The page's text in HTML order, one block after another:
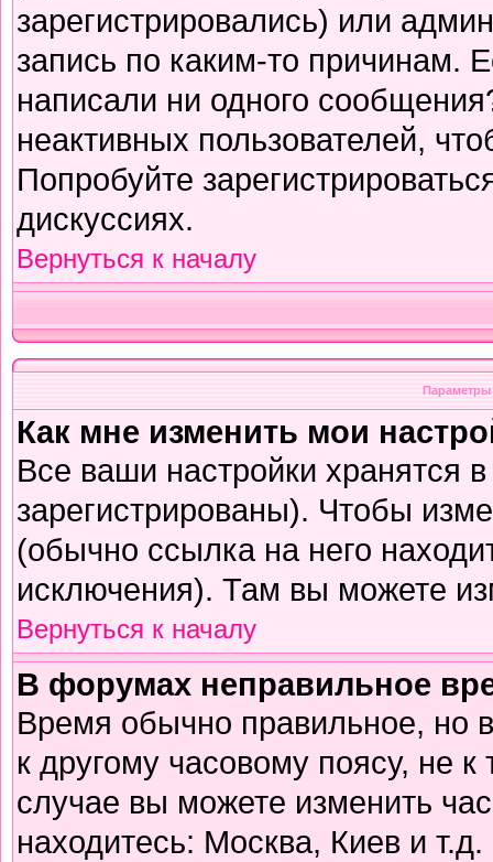
зарегистрировались) или
запись по каким-то причинам.
написали ни одного
неактивных пользователей,
Попробуйте
дискуссиях.
Вернуться к началу
Параметры
Как мне изменить мои
Все ваши настройки хранятся
зарегистрированы). Чтобы
(обычно ссылка на него
исключения). Там вы можете
Вернуться к началу
В форумах неправильное
Время обычно правильное, но
к другому часовому поясу, не
случае вы можете изменить
находитесь: Москва, Киев и